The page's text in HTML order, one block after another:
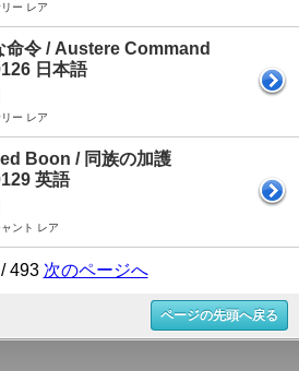
ー レア
命令 / Austere Command
日本語
ー レア
Boon / 同族の加護
英語
ント レア
493 次のページへ
ページの先頭へ戻る